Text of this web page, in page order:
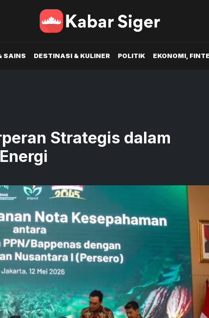
SAINS DESTINASI & KULINER POLITIK EKONOMI,
Strategis dalam